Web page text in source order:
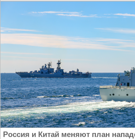
Россия и Китай меняют план